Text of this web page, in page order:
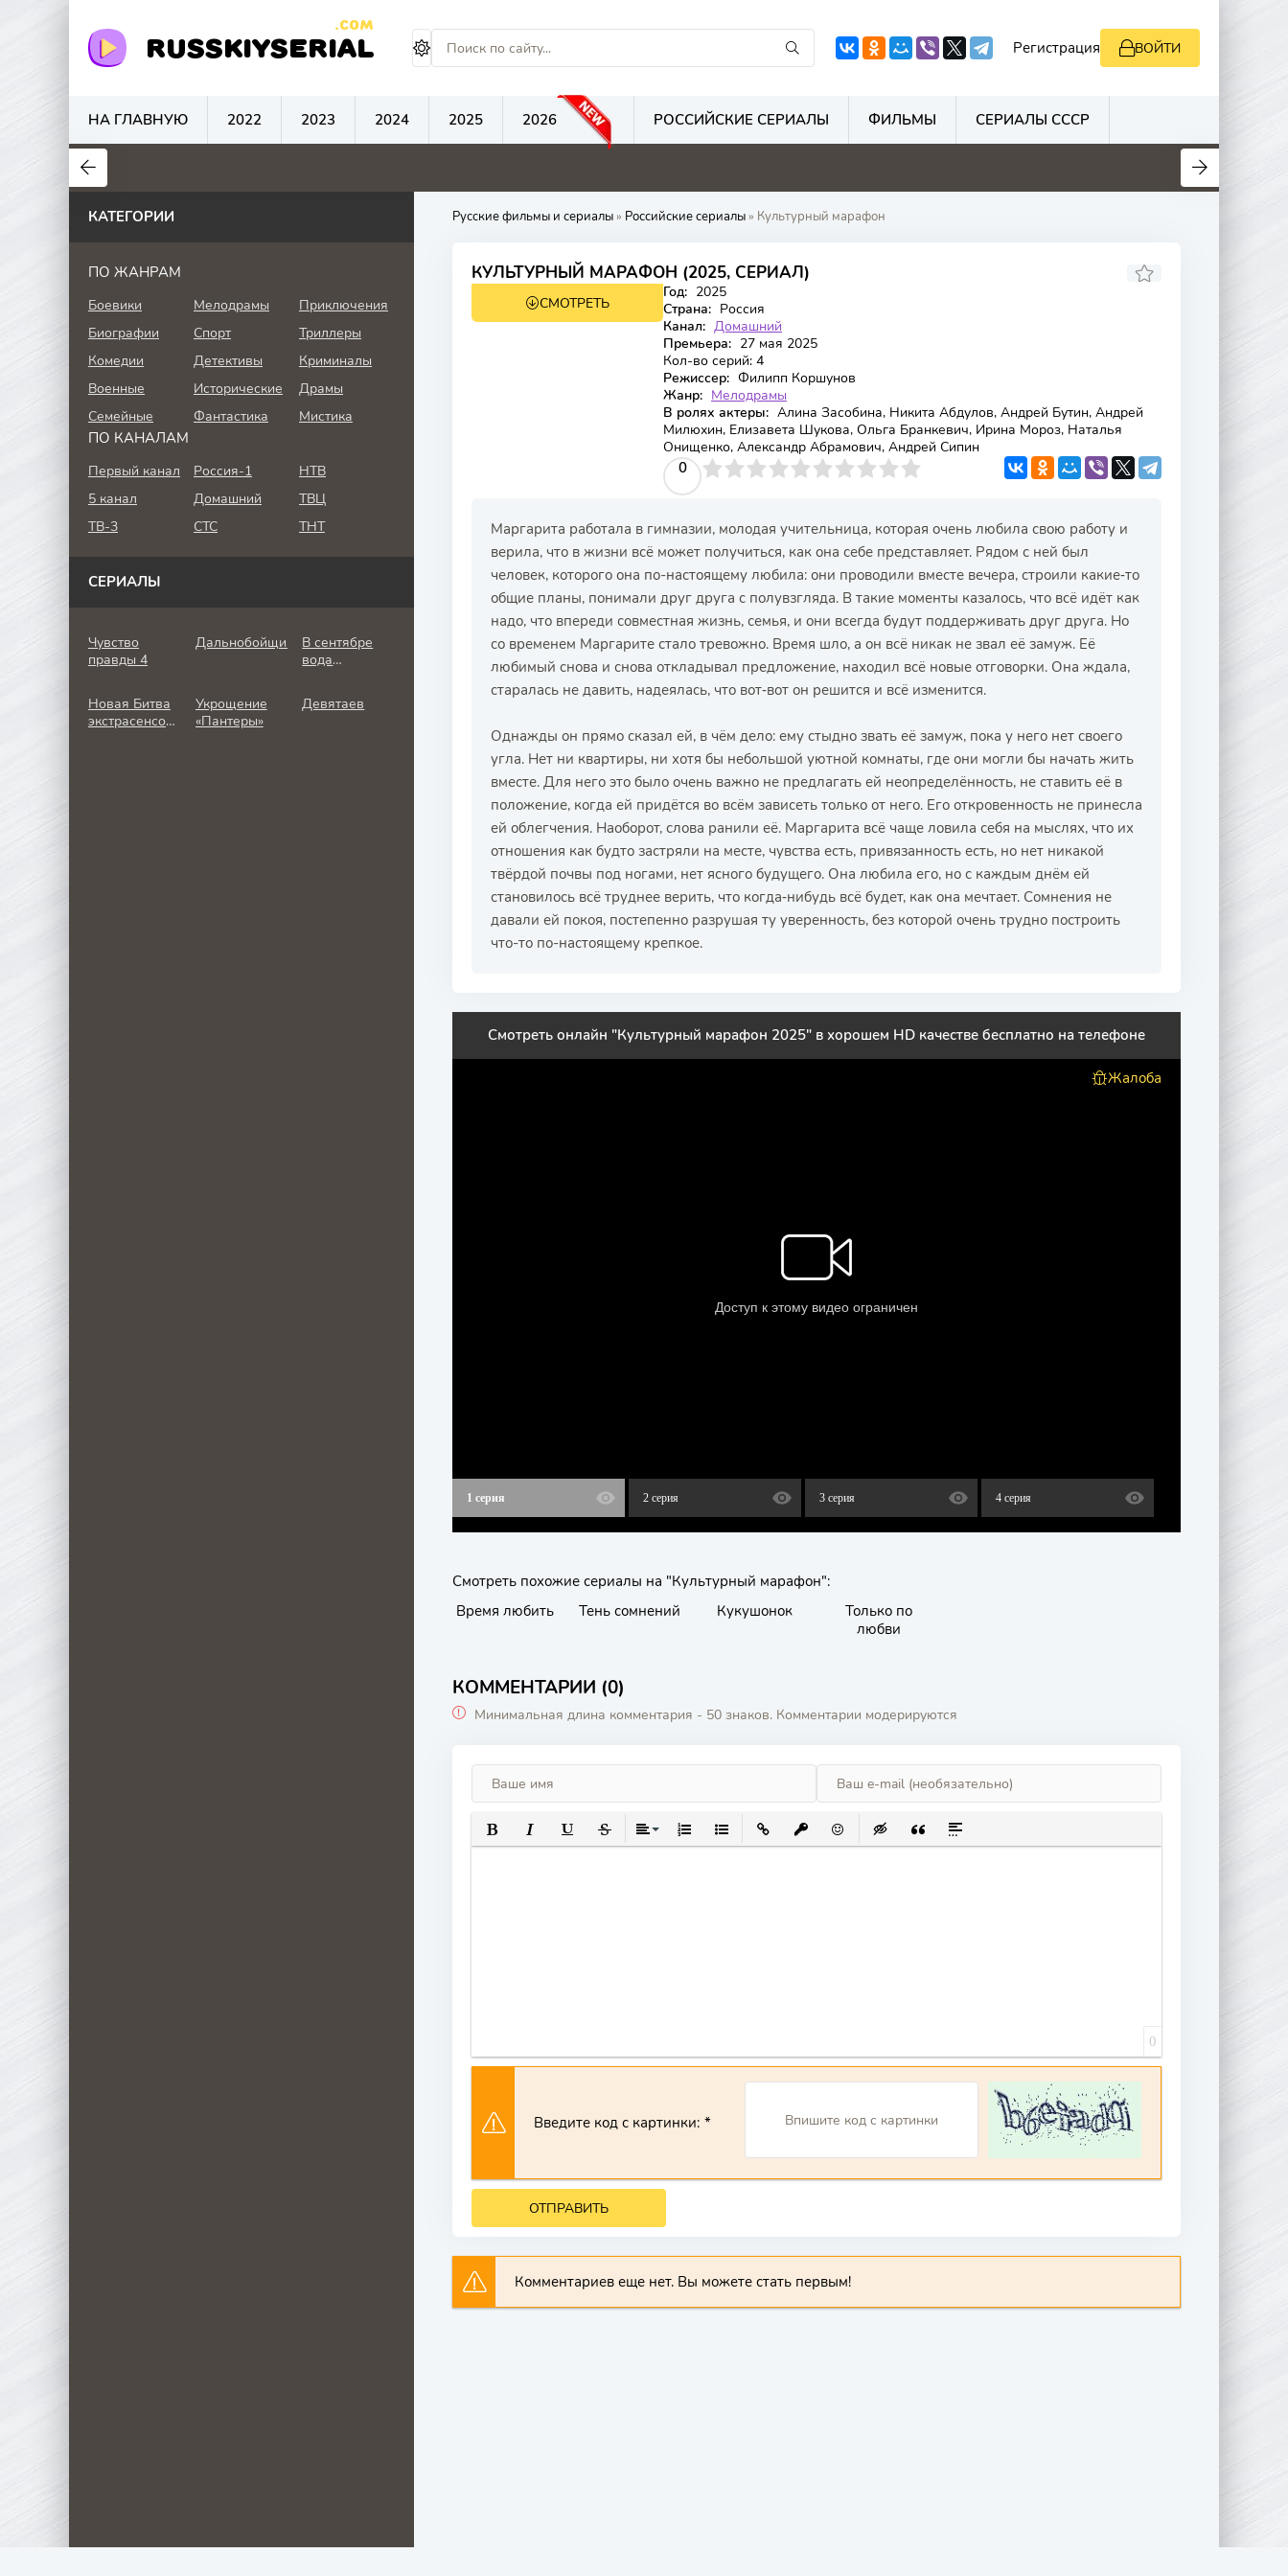
RUSSKIYSERIAL
.COM
Регистрация ВОЙТИ
НА ГЛАВНУЮ 2022 2023 2024 2025 2026 РОССИЙСКИЕ СЕРИАЛЫ ФИЛЬМЫ СЕРИАЛЫ СССР
0
Русские фильмы и сериалы» Российские сериалы» Культурный марафон
КУЛЬТУРНЫЙ МАРАФОН (2025, СЕРИАЛ)
СМОТРЕТЬ
Год: 2025
Страна: Россия
Канал: Домашний
Премьера: 27 мая 2025
Кол-во серий: 4
Режиссер: Филипп Коршунов
Жанр: Мелодрамы
В ролях актеры: Алина Засобина, Никита Абдулов, Андрей Бутин, Андрей
Милюхин, Елизавета Шукова, Ольга Бранкевич, Ирина Мороз, Наталья
Онищенко, Александр Абрамович, Андрей Сипин
0
4 5 6 7 8 9 10
Маргарита работала в гимназии, молодая учительница, которая очень любила свою работу и
верила, что в жизни всё может получиться, как она себе представляет. Рядом с ней был
человек, которого она по-настоящему любила: они проводили вместе вечера, строили какие‑то
общие планы, понимали друг друга с полувзгляда. В такие моменты казалось, что всё идёт как
надо, что впереди совместная жизнь, семья, и они всегда будут поддерживать друг друга. Но
со временем Маргарите стало тревожно. Время шло, а он всё никак не звал её замуж. Её
любимый снова и снова откладывал предложение, находил всё новые отговорки. Она ждала,
старалась не давить, надеялась, что вот‑вот он решится и всё изменится.
Однажды он прямо сказал ей, в чём дело: ему стыдно звать её замуж, пока у него нет своего
угла. Нет ни квартиры, ни хотя бы небольшой уютной комнаты, где они могли бы начать жить
вместе. Для него это было очень важно не предлагать ей неопределённость, не ставить её в
положение, когда ей придётся во всём зависеть только от него. Его откровенность не принесла
ей облегчения. Наоборот, слова ранили её. Маргарита всё чаще ловила себя на мыслях, что их
отношения как будто застряли на месте, чувства есть, привязанность есть, но нет никакой
твёрдой почвы под ногами, нет ясного будущего. Она любила его, но с каждым днём ей
становилось всё труднее верить, что когда‑нибудь всё будет, как она мечтает. Сомнения не
давали ей покоя, постепенно разрушая ту уверенность, без которой очень трудно построить
что-то по-настоящему крепкое.
Смотреть онлайн "Культурный марафон 2025" в хорошем HD качестве бесплатно на телефоне
Жалоба
1 серия 2 серия 3 серия 4 серия
Смотреть похожие сериалы на "Культурный марафон":
Время любить
Тень сомнений Кукушонок
Только по
любви
КОММЕНТАРИИ (0)
Минимальная длина комментария - 50 знаков. Комментарии модерируются
ПОЛУЖИРНЫЙ
КУРСИВПОДЧЕРКНУТЫЙ
ЗАЧЕРКНУТЫЙ
ВЫРАВНИВАНИЕ
НУМЕРОВАННЫЙ СПИСОК
МАРКИРОВАННЫЙ СПИСОК
ВСТАВИТЬ ССЫЛКУ
ВСТАВИТЬ ЗАЩИЩЕННУЮ ССЫЛКУ
ВСТАВИТЬ СМАЙЛИК
ВСТАВКА СКРЫТОГО ТЕКСТА
ВСТАВКА ЦИТАТЫ
ВСТАВКА СПОЙЛЕРА
0
Введите код с картинки:
ОТПРАВИТЬ
Комментариев еще нет. Вы можете стать первым!
КАТЕГОРИИ
ПО ЖАНРАМ
Боевики Мелодрамы
Приключения
Биографии
Спорт
Триллеры
Комедии
Детективы
Криминалы
Военные
Исторические
Драмы
Семейные
Фантастика Мистика
ПО КАНАЛАМ
Первый канал Россия-1
НТВ
5 канал
Домашний
ТВЦ
ТВ-3
СТС ТНТ
СЕРИАЛЫ
Чувство
правды 4
Дальнобойщик
В сентябре
вода
Новая Битва
экстрасенсов
Укрощение
«Пантеры»
Девятаев